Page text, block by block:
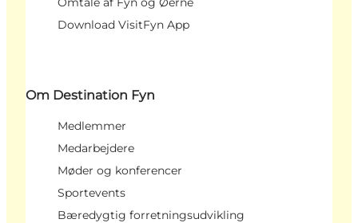
Download VisitFyn App
Om Destination Fyn
Medlemmer
Medarbejdere
Møder og konferencer
Sportevents
Bæredygtig forretningsudvikling